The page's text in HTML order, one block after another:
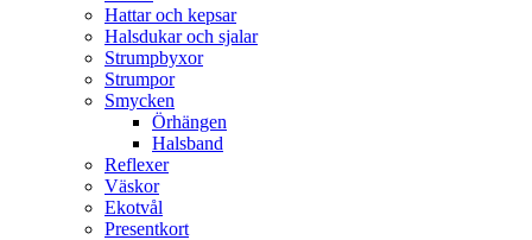
Hattar och kepsar
Halsdukar och sjalar
Strumpbyxor
Strumpor
Smycken
Örhängen
Halsband
Reflexer
Väskor
Ekotvål
Presentkort